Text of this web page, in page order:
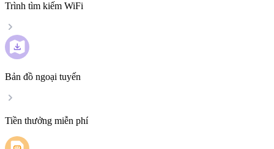
Trình tìm kiếm WiFi
Bản đồ ngoại tuyến
Tiền thưởng miễn phí